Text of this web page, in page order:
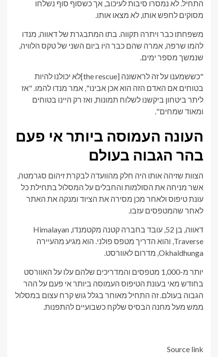
התחיל. לא נמסרו סיבות לעיכוב, אך כשסוף סוף נשלחו
מסוקים לחפש אותו, לא מצאו אותו.
משפחתו כבר ויתרה תקווה. בתו המתבגרת של דאווה, מנדו
להמו שרפה, אמרה שהם כבר היו ביום השני של טקס הלוויה,
שנמשך מספר ימים.
"כששמענו על זה לראשונה [the rescue]לא יכולנו להיות
בטוחים אם האדם הזה הוא אכן אבינו", אמר מנדו להמו. "אז
ליתר ביטחון ביקשנו לשלוח תמונות, ואז רק היינו בטוחים
ומאוד שמחים".
העונה העמוסה ביותר אי פעם
בהר הגבוה בעולם
הצוות שזיהה אותו היה חלק מהוועדה לבקרת זיהום סגרמטה,
אשר מניחה את הסולמות והחבלים על המסלול בתחילת כל
עונת טיפוס ולאחר מכן מסירה את הציוד ומנקה את האתר
לאחר שהמטפסים עזבו.
דאווה, בן 52, עובד בחברה קטנה מקטמנדו, Himalayan
Traverse, והוא הדריך מטפס פולני. הוא מגיע מהעיירה
Okhaldhunga, מדרום לאוורסט.
יותר מ-1,000 מטפסים והמדריכים שלהם עלו על האוורסט
בחודש מאי בעונת הטיפוס העמוסה ביותר אי פעם על ההר
הגבוה בעולם. זה התחיל מאוחר בגלל גוש קרח עצום במסלול
ממש מעל מחנה הבסיס שלקח כשבועיים להתפנות.
Source link